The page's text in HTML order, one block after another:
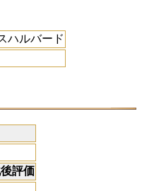
ハルバード
評価